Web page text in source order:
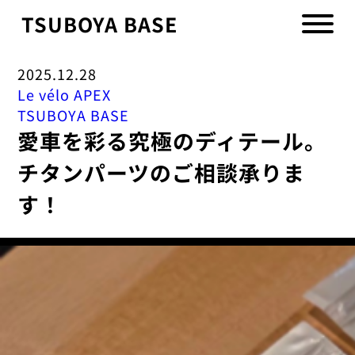
TSUBOYA BASE
2025.12.28
Le vélo APEX
TSUBOYA BASE
愛車を彩る究極のディテール。
チタンパーツのご相談承りま
す！